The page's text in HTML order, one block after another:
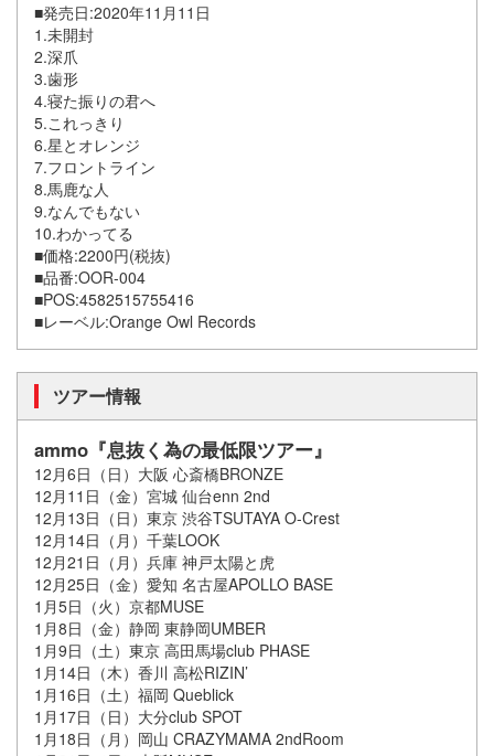
■発売日:2020年11月11日
1.未開封
2.深爪
3.歯形
4.寝た振りの君へ
5.これっきり
6.星とオレンジ
7.フロントライン
8.馬鹿な人
9.なんでもない
10.わかってる
■価格:2200円(税抜)
■品番:OOR-004
■POS:4582515755416
■レーベル:Orange Owl Records
ツアー情報
ammo『息抜く為の最低限ツアー』
12月6日（日）大阪 心斎橋BRONZE
12月11日（金）宮城 仙台enn 2nd
12月13日（日）東京 渋谷TSUTAYA O-Crest
12月14日（月）千葉LOOK
12月21日（月）兵庫 神戸太陽と虎
12月25日（金）愛知 名古屋APOLLO BASE
1月5日（火）京都MUSE
1月8日（金）静岡 東静岡UMBER
1月9日（土）東京 高田馬場club PHASE
1月14日（木）香川 高松RIZIN’
1月16日（土）福岡 Queblick
1月17日（日）大分club SPOT
1月18日（月）岡山 CRAZYMAMA 2ndRoom